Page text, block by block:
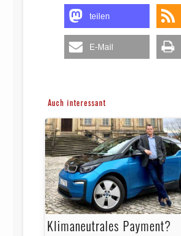
teilen
E-Mail
Auch interessant
Klimaneutrales Payment?